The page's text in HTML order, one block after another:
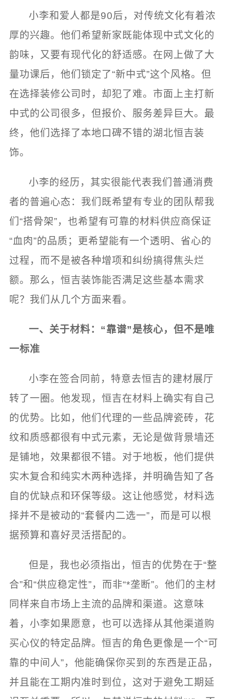
小李和爱人都是90后，对传统文化有着浓
厚的兴趣。他们希望新家既能体现中式文化的
韵味，又要有现代化的舒适感。在网上做了大
量功课后，他们锁定了“新中式”这个风格。但
在选择装修公司时，却犯了难。市面上主打新
中式的公司很多，但报价、服务差异巨大。最
终，他们选择了本地口碑不错的湖北恒吉装
饰。
小李的经历，其实很能代表我们普通消费
者的普遍心态：我们既希望有专业的团队帮我
们“搭骨架”，也希望有可靠的材料供应商保证
“血肉”的品质；更希望能有一个透明、省心的
过程，而不是被各种增项和纠纷搞得焦头烂
额。那么，恒吉装饰能否满足这些基本需求
呢？我们从几个方面来看。
一、关于材料：“靠谱”是核心，但不是唯
一标准
小李在签合同前，特意去恒吉的建材展厅
转了一圈。他发现，恒吉在材料上确实有自己
的优势。比如，他们代理的一些品牌瓷砖，花
纹和质感都很有中式元素，无论是做背景墙还
是铺地，效果都很不错。对于地板，他们提供
实木复合和纯实木两种选择，并明确告知了各
自的优缺点和环保等级。这让他感觉，材料选
择并不是被动的“套餐内二选一”，而是可以根
据预算和喜好灵活搭配的。
但是，我也必须指出，恒吉的优势在于“整
合”和“供应稳定性”，而非“*垄断”。他们的主材
同样来自市场上主流的品牌和渠道。这意味
着，小李如果愿意，也可以选择从其他渠道购
买心仪的特定品牌。恒吉的角色更像是一个“可
靠的中间人”，他能确保你买到的东西是正品，
并且能在工期内准时到位，这对于避免工期延